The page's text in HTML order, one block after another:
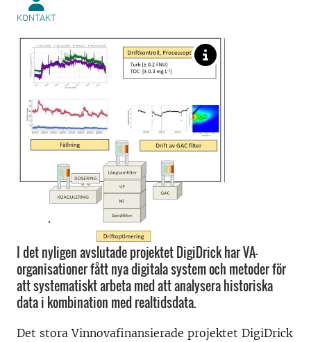
KONTAKT
I det nyligen avslutade projektet DigiDrick har VA-
organisationer fått nya digitala system och metoder för
att systematiskt arbeta med att analysera historiska
data i kombination med realtidsdata.
Det stora Vinnovafinansierade projektet DigiDrick